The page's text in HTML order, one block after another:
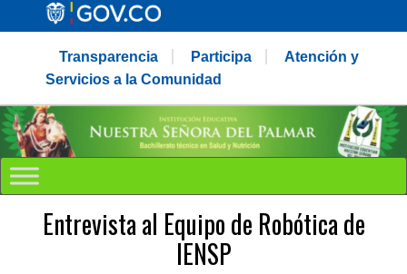
Transparencia Participa
Atención y
Servicios a la Comunidad
Entrevista al Equipo de Robótica de
IENSP